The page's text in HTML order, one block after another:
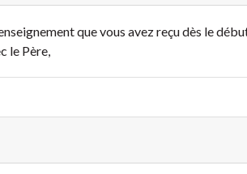
que vous avez reçu dès le
le Père,